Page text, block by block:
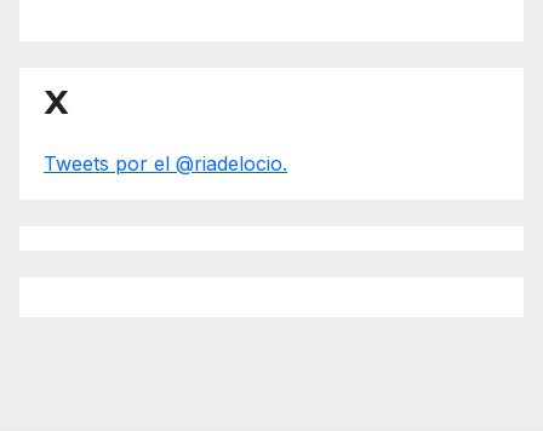
X
Tweets por el @riadelocio.